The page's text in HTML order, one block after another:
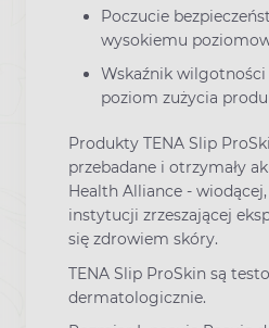
Poczucie
wysokiemu
Wskaźnik
poziom zużycia
Produkty TENA Slip
przebadane i otrzymały
Health Alliance -
instytucji zrzeszającej
się zdrowiem skóry.
TENA Slip ProSkin są
dermatologicznie.